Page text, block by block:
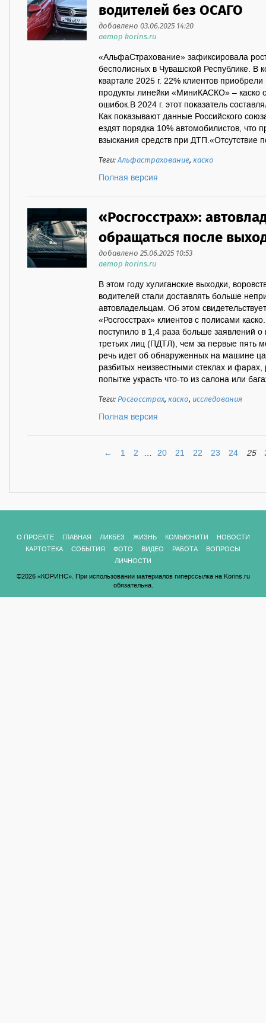
водителей без ОСАГО
добавлено 03.06.2025 14:20
автор korins.ru
«АльфаСтрахование» зафиксировала
бесполисных в Чувашской Республике. В
квартале 2025 г. 22% клиентов
продукты линейки «МиниКАСКО» – каско
ошибок.В 2024 г. этот показатель
Как показывают данные Российского
ездят порядка 10% автомобилистов, что
взыскания средств при
Теги:Альфастрахование,каско
Полная версия
«Росгосстрах»:
обращаться после
добавлено 25.06.2025 10:53
автор korins.ru
В этом году хулиганские выходки,
водителей стали доставлять больше
автовладельцам. Об этом
«Росгосстрах» клиентов с полисами
поступило в 1,4 раза больше заявлений
третьих лиц (ПДТЛ), чем за первые пять
речь идет об обнаруженных на машине
разбитых неизвестными стеклах и
попытке украсть что-то из салона или
Теги:Росгосстрах,каско, исследования
Полная версия
← 1 2 … 20 21 22 23 24 25
О ПРОЕКТЕ ГЛАВНАЯ ЛИКБЕЗ ЖИЗНЬ КОМЬЮНИТИ
НОВОСТИ
КАРТОТЕКА
СОБЫТИЯ ФОТО ВИДЕО РАБОТА
ВОПРОСЫ
ЛИЧНОСТИ
©2026 «КОРИНС». При использовании материалов гиперссылка на Korins.ru
обязательна.